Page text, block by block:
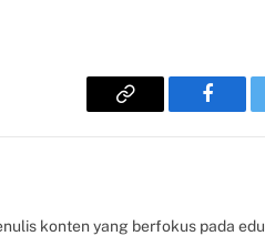
Copy
konten yang berfokus pada